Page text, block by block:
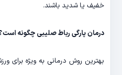
خفیف یا شدید باشند.
درمان پارگی رباط صلیبی چگونه
بهترین روش درمانی به ویژه برای